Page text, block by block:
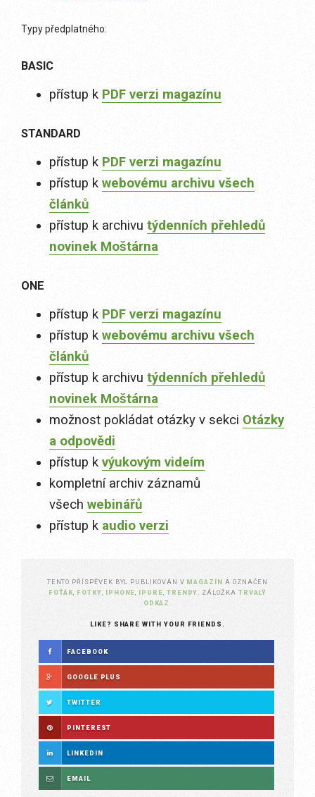
Typy předplatného:
BASIC
přístup k PDF verzi magazínu
STANDARD
přístup k PDF verzi magazínu
přístup k webovému archivu všech
článků
přístup k archivu týdenních přehledů
novinek Moštárna
ONE
přístup k PDF verzi magazínu
přístup k webovému archivu všech
článků
přístup k archivu týdenních přehledů
novinek Moštárna
možnost pokládat otázky v sekci Otázky
a odpovědi
přístup k výukovým videím
kompletní archiv záznamů
všech webinářů
přístup k audio verzi
TENTO PŘÍSPĚVEK BYL PUBLIKOVÁN V MAGAZÍN A OZNAČEN
FOŤÁK
FOTKY IPHONE IPURE TRENDY . ZÁLOŽKA TRVALÝ
ODKAZ
LIKE? SHARE WITH YOUR FRIENDS.
FACEBOOK
GOOGLE PLUS
TWITTER
PINTEREST
LINKEDIN
EMAIL